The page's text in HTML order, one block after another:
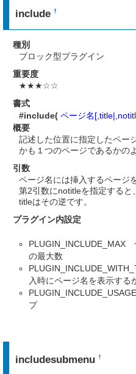
include†
種別
ブロック型プラグイン
重要度
★★★☆☆
書式
#include( ページ名
概要
記述した位置に指定したペー
かも１つのページであるかの
引数
ページ名には挿入するページ
第2引数にnotitleを指定すると
titleはその逆です。
プラグイン内設定
PLUGIN_INCLUDE_MAX
の最大数
入時にページ名を表示する
プ
includesubmenu†